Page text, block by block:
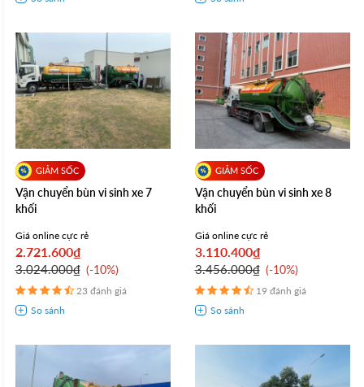
Vận chuyển bùn vi sinh xe 7
khối
Giá online cực rẻ
2.721.600₫
3.024.000₫ -10%
23 đánh giá
Vận chuyển bùn vi sinh xe 8
khối
Giá online cực rẻ
3.110.400₫
3.456.000₫ -10%
19 đánh giá